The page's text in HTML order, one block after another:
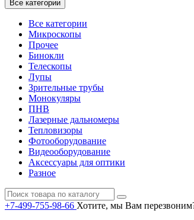
Все категории
Все категории
Микроскопы
Прочее
Бинокли
Телескопы
Лупы
Зрительные трубы
Монокуляры
ПНВ
Лазерные дальномеры
Тепловизоры
Фотооборудование
Видеооборудование
Аксессуары для оптики
Разное
+7-499-755-98-66 Хотите, мы Вам